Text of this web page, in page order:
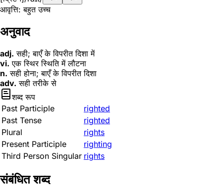
आवृत्ति: बहुत उच्च
अनुवाद
adj. सही; बाएँ के विपरीत दिशा में
vi. एक स्थिर स्थिति में लौटना
n. सही होना; बाएँ के विपरीत दिशा
adv. सही तरीके से
शब्द रूप
Past Participle
righted
Past Tense
righted
Plural
rights
Present Participle
righting
Third Person Singular rights
संबंधित शब्द